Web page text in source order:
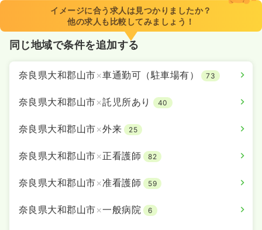
イメージに合う求人は見つかりましたか？
他の求人も比較してみましょう！
同じ地域で条件を追加する
奈良県大和郡山市×車通勤可（駐車場有） 73
奈良県大和郡山市×託児所あり 40
奈良県大和郡山市×外来 25
奈良県大和郡山市×正看護師 82
奈良県大和郡山市×准看護師 59
奈良県大和郡山市×一般病院 6